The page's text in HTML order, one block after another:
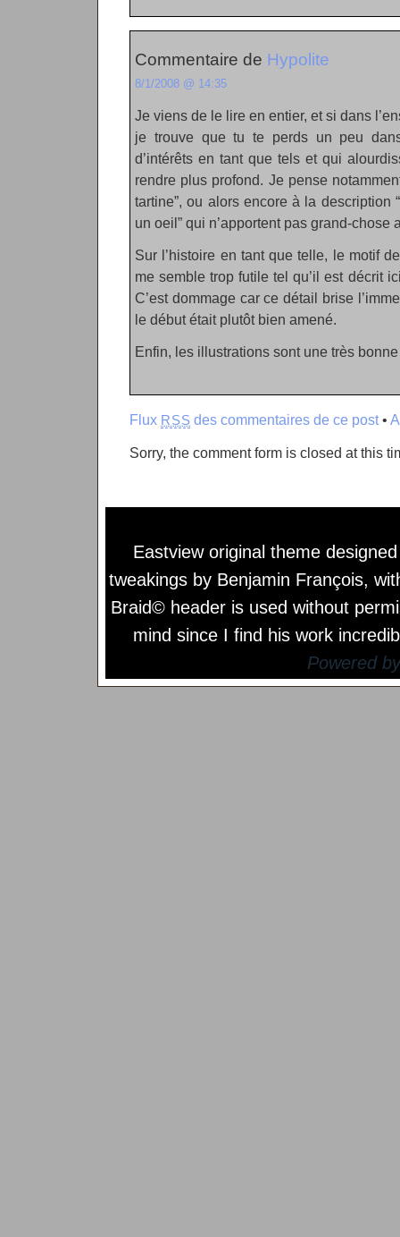
Commentaire de Hypolite
8/1/2008 @ 14:35
Je viens de le lire en entier, et si dans
je trouve que tu te perds un peu
d’intérêts en tant que tels et qui
rendre plus profond. Je pense
tartine”, ou alors encore à la description
un oeil” qui n’apportent pas grand-chose
Sur l’histoire en tant que telle, le motif
me semble trop futile tel qu’il est décrit
C’est dommage car ce détail brise
le début était plutôt bien amené.
Enfin, les illustrations sont une très
Flux RSS des commentaires de ce post•
Sorry, the comment form is closed at this
Eastview original theme
tweakings by Benjamin François,
Braid© header is used without
mind since I find his work
Powered